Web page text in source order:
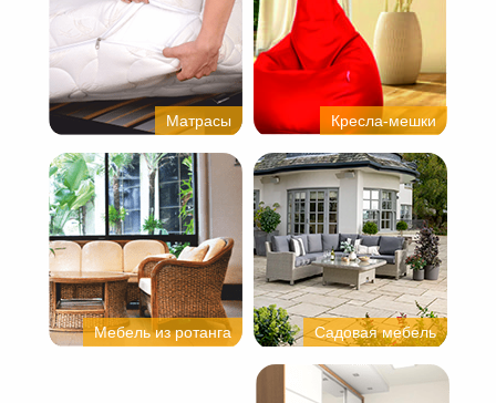
Матрасы Кресла-мешки
Мебель из ротанга Садовая мебель